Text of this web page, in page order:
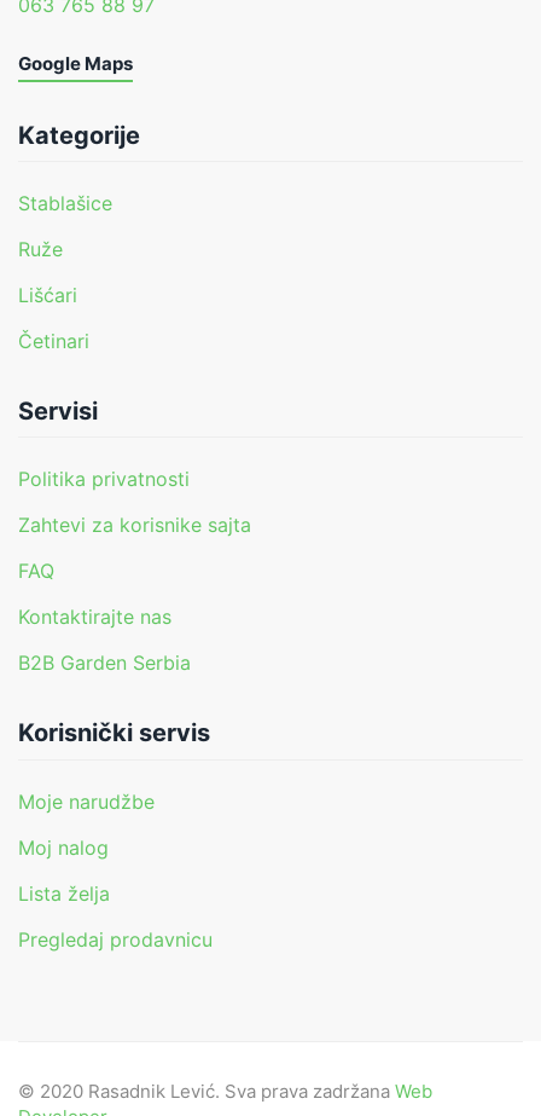
063 765 88 97
Google Maps
Kategorije
Stablašice
Ruže
Lišćari
Četinari
Servisi
Politika privatnosti
Zahtevi za korisnike sajta
FAQ
Kontaktirajte nas
B2B Garden Serbia
Korisnički servis
Moje narudžbe
Moj nalog
Lista želja
Pregledaj prodavnicu
© 2020 Rasadnik Lević. Sva prava zadržana Web